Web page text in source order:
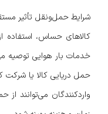
شرایط حمل‌ونقل تأثیر
کالاهای حساس،
خدمات بار هوایی توصیه
حمل دریایی کالا یا شرکت
واردکنندگان می‌توانند از